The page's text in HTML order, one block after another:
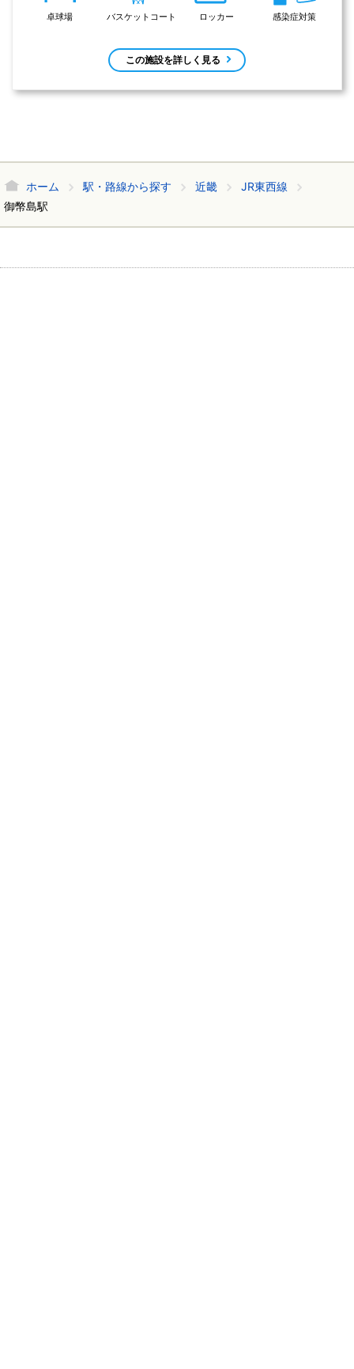
卓球場 バスケットコート ロッカー 感染症対策
この施設を詳しく見る
ホーム 駅・路線から探す 近畿
JR東西線
御幣島駅